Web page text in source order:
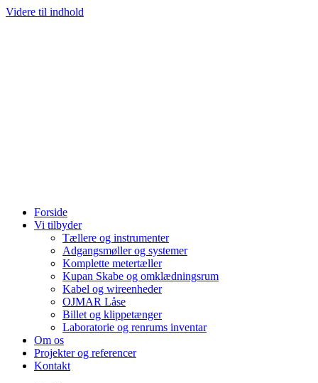
Videre til indhold
Forside
Vi tilbyder
Tællere og instrumenter
Adgangsmøller og systemer
Komplette metertæller
Kupan Skabe og omklædningsrum
Kabel og wireenheder
OJMAR Låse
Billet og klippetænger
Laboratorie og renrums inventar
Om os
Projekter og referencer
Kontakt